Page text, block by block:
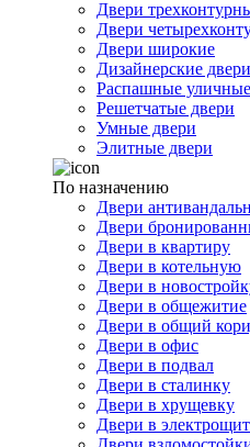
Двери
Двери
Двери широкие
Дизайнерские двери
Распашные
Решетчатые двери
Умные двери
Элитные двери
По назначению
Двери
Двери
Двери в квартиру
Двери в котельную
Двери в
Двери в общежитие
Двери в общий
Двери в офис
Двери в подвал
Двери в сталинку
Двери в хрущевку
Двери в